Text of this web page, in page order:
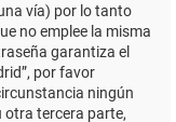
vía) por lo tanto
no emplee la misma
garantiza el
por favor
ningún
otra tercera parte,